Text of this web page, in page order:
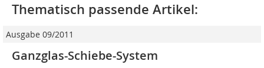
Thematisch passende Artikel:
Ausgabe 09/2011
Ganzglas-Schiebe-System